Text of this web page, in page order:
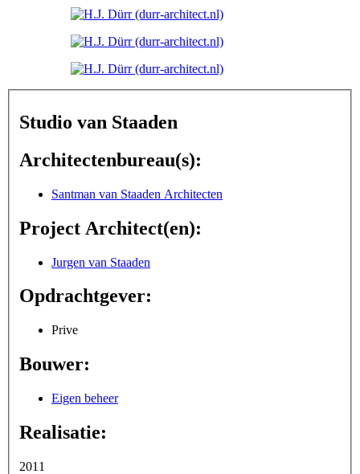
Studio van Staaden
Architectenbureau(s):
Santman van Staaden Architecten
Project Architect(en):
Jurgen van Staaden
Opdrachtgever:
Prive
Bouwer:
Eigen beheer
Realisatie:
2011